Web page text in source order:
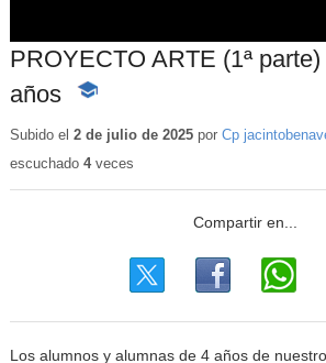
PROYECTO ARTE (1ª
años
-
educativo
Subido el 2 de julio de 2025por Cp
escuchado 4veces
Los alumnos y alumnas de 4 años de